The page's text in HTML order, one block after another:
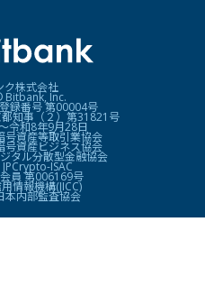
ク株式会社
Inc.
録番号 第00004号
知事（２）第31821号
令和8年9月28日
号資産等取引業協会
号資産ビジネス協会
タル分散型金融協会
ISAC
員 第006169号
情報機構(JICC)
本内部監査協会